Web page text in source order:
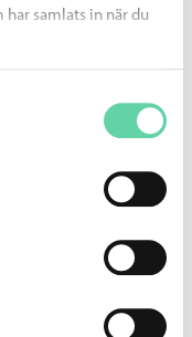
samlats in när du
datorer
skadliga